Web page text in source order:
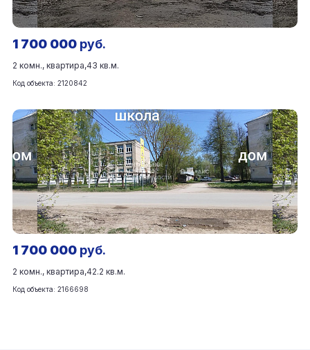
1 700 000 руб.
2 комн., квартира,43 кв.м.
Код объекта: 2120842
1 700 000 руб.
2 комн., квартира,42.2 кв.м.
Код объекта: 2166698